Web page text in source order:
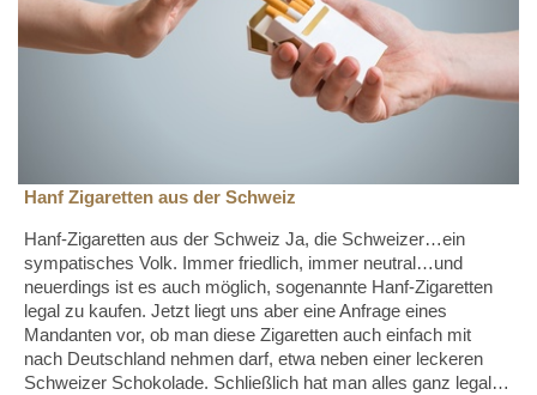
Hanf Zigaretten aus der Schweiz
Hanf-Zigaretten aus der Schweiz Ja, die Schweizer…ein
sympatisches Volk. Immer friedlich, immer neutral…und
neuerdings ist es auch möglich, sogenannte Hanf-Zigaretten
legal zu kaufen. Jetzt liegt uns aber eine Anfrage eines
Mandanten vor, ob man diese Zigaretten auch einfach mit
nach Deutschland nehmen darf, etwa neben einer leckeren
Schweizer Schokolade. Schließlich hat man alles ganz legal…